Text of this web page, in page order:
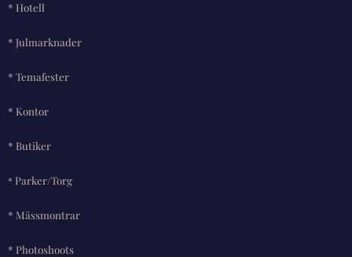
* Hotell
* Julmarknader
* Temafester
* Kontor
* Butiker
* Parker/Torg
* Mässmontrar
* Photoshoots